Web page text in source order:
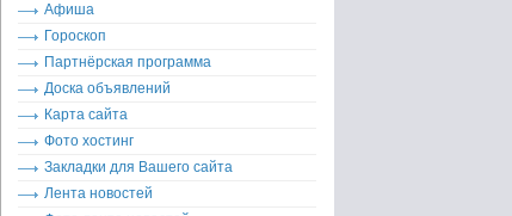
Афиша
Гороскоп
Партнёрская программа
Доска объявлений
Карта сайта
Фото хостинг
Закладки для Вашего сайта
Лента новостей